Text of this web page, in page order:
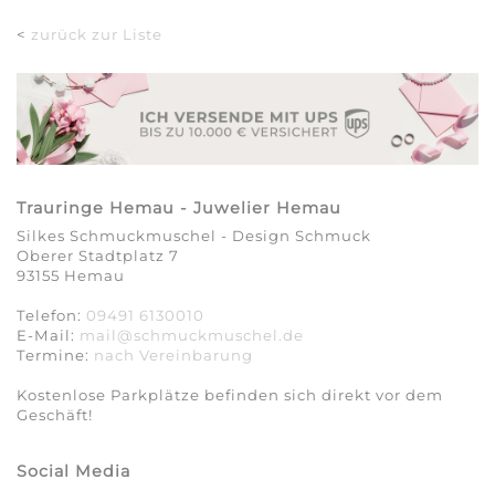
< zurück zur Liste
Trauringe Hemau - Juwelier Hemau
Silkes Schmuckmuschel - Design Schmuck
Oberer Stadtplatz 7
93155 Hemau
Telefon: 09491 6130010
E-Mail: mail@schmuckmuschel.de
Termine: nach Vereinbarung​​​​​​​
Kostenlose Parkplätze befinden sich direkt vor dem
Geschäft!
Social Media